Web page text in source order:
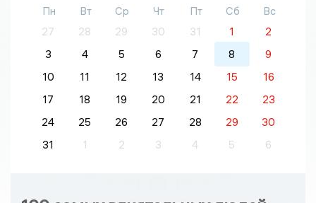
Пн Вт Ср Чт Пт Сб
Вс
27
28 29 30 31 1
2
3
4 5 6 7 8
9
10
11 12 13 14 15
16
17
18 19 20 21 22
23
24
25 26 27 28 29
30
31
1 2 3 4 5 6